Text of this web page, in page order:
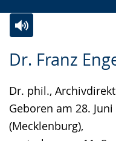
Dr. Franz
Dr. phil.,
Geboren am 28.
(Mecklenburg),
Leichten
wechseln.
Audio-
Video
Deutscher
Gebärdensprache
wird